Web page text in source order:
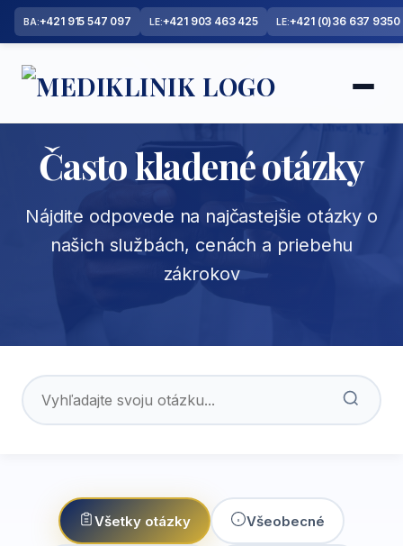
BA:+421 915 547 097 LE:+421 903 463 425 LE:+421 (0)36 637 9350
Často kladené otázky
Nájdite odpovede na najčastejšie otázky o
našich službách, cenách a priebehu
zákrokov
Všetky otázky Všeobecné